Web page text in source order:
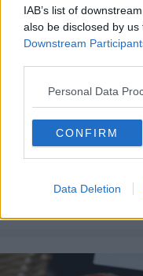
IAB’s list of
also be disclosed by
Downstream
Personal Data
CONFIRM
Data Deletion
Ce să mănânci